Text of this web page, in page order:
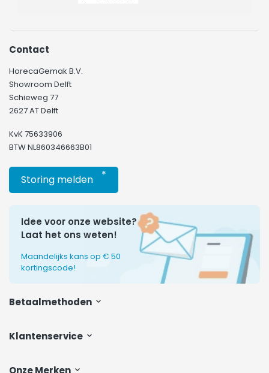
Klantenservice
Onze Merken
Contact
HorecaGemak B.V.
Showroom Delft
Schieweg 77
2627 AT Delft
KvK 75633906
BTW NL860346663B01
Storing melden *
Idee voor onze website?
Laat het ons weten!
Maandelijks kans op € 50
kortingscode!
Betaalmethoden